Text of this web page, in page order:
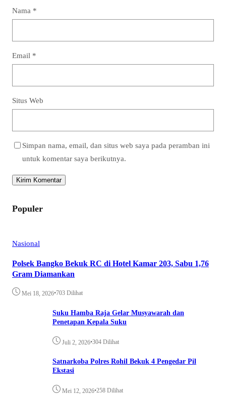
Nama *
Email *
Situs Web
Simpan nama, email, dan situs web saya pada peramban ini
untuk komentar saya berikutnya.
Populer
Nasional
Polsek Bangko Bekuk RC di Hotel Kamar 203, Sabu 1,76
Gram Diamankan
Mei 18, 2026•703 Dilihat
Suku Hamba Raja Gelar Musyawarah dan
Penetapan Kepala Suku
Juli 2, 2026•304 Dilihat
Satnarkoba Polres Rohil Bekuk 4 Pengedar Pil
Ekstasi
Mei 12, 2026•258 Dilihat